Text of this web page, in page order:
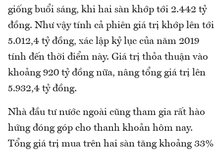
giống buổi sáng, khi hai sàn khớp tới 2.442 tỷ
đồng. Như vậy tính cả phiên giá trị khớp lên tới
5.012,4 tỷ đồng, xác lập kỷ lục của năm 2019
tính đến thời điểm này. Giá trị thỏa thuận vào
khoảng 920 tỷ đồng nữa, nâng tổng giá trị lên
5.932,4 tỷ đồng.
Nhà đầu tư nước ngoài cũng tham gia rất hào
hứng đóng góp cho thanh khoản hôm nay.
Tổng giá trị mua trên hai sàn tăng khoảng 33%